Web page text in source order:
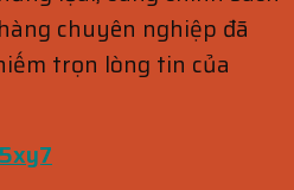
chuyên nghiệp đã
trọn lòng tin của